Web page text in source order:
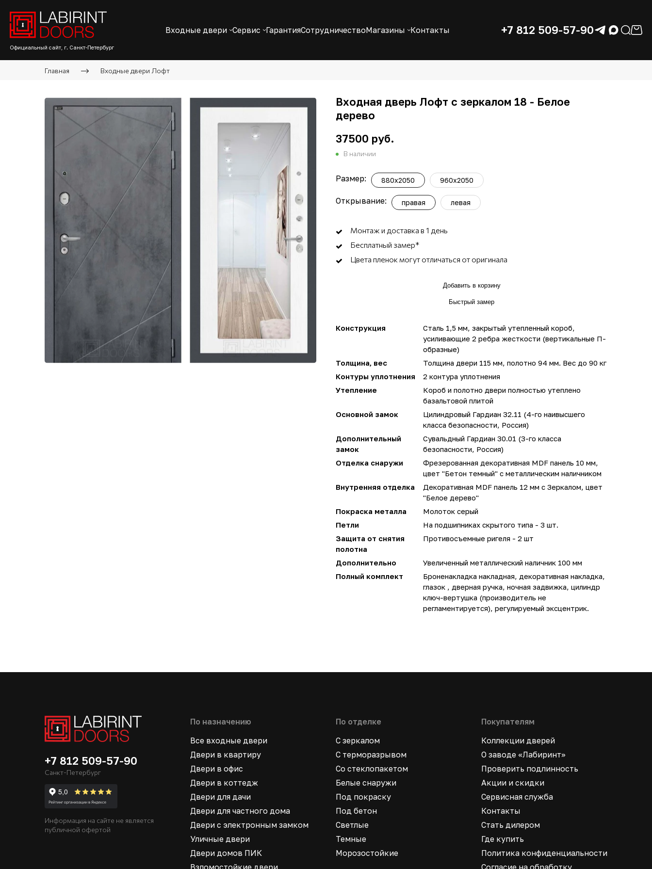
Официальный сайт, г. Санкт-Петербург
Входные двери Сервис ГарантияСотрудничествоМагазины Контакты +7 812 509-57-90
Главная Входные двери Лофт
Входная дверь Лофт с зеркалом 18 - Белое
дерево
37500 руб.
В наличии
Размер: 880x2050 960x2050
Открывание: правая левая
Монтаж и доставка в 1 день
Бесплатный замер*
Цвета пленок могут отличаться от оригинала
Добавить в корзину
Быстрый замер
Конструкция
Сталь 1,5 мм, закрытый утепленный короб,
усиливающие 2 ребра жесткости (вертикальные П-
образные)
Толщина, вес
Толщина двери 115 мм, полотно 94 мм. Вес до 90 кг
Контуры уплотнения
2 контура уплотнения
Утепление
Короб и полотно двери полностью утеплено
базальтовой плитой
Основной замок
Цилиндровый Гардиан 32.11 (4-го наивысшего
класса безопасности, Россия)
Дополнительный
замок
Сувальдный Гардиан 30.01 (3-го класса
безопасности, Россия)
Отделка снаружи
Фрезерованная декоративная MDF панель 10 мм,
цвет "Бетон темный" с металлическим наличником
Внутренняя отделка
Декоративная MDF панель 12 мм с Зеркалом, цвет
"Белое дерево"
Покраска металла
Молоток серый
Петли
На подшипниках скрытого типа - 3 шт.
Защита от снятия
полотна
Противосъемные ригеля - 2 шт
Дополнительно
Увеличенный металлический наличник 100 мм
Полный комплект
Броненакладка накладная, декоративная накладка,
глазок , дверная ручка, ночная задвижка, цилиндр
ключ-вертушка (производитель не
регламентируется), регулируемый эксцентрик.
+7 812 509-57-90
Санкт-Петербург
Информация на сайте не является
публичной офертой
По назначению
Все входные двери
Двери в квартиру
Двери в офис
Двери в коттедж
Двери для дачи
Двери для частного дома
Двери с электронным замком
Уличные двери
Двери домов ПИК
Взломостойкие двери
По отделке
С зеркалом
С терморазрывом
Со стеклопакетом
Белые снаружи
Под покраску
Под бетон
Светлые
Темные
Морозостойкие
Покупателям
Коллекции дверей
О заводе «Лабиринт»
Проверить подлинность
Акции и скидки
Сервисная служба
Контакты
Стать дилером
Где купить
Политика конфиденциальности
Согласие на обработку